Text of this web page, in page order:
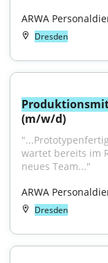
ARWA
Dresden
(m/w/d)
wartet bereits im
neues Team..."
ARWA
Dresden